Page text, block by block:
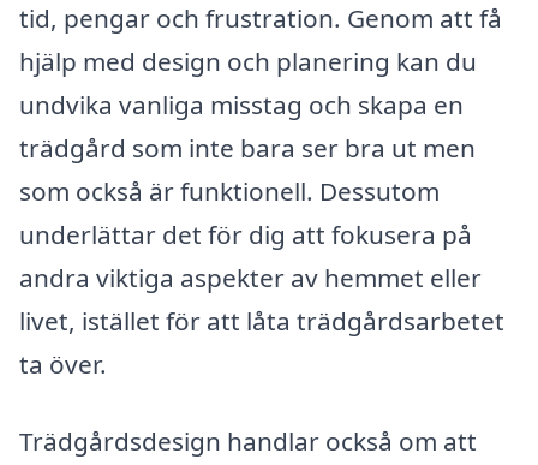
tid, pengar och frustration. Genom att få
hjälp med design och planering kan du
undvika vanliga misstag och skapa en
trädgård som inte bara ser bra ut men
som också är funktionell. Dessutom
underlättar det för dig att fokusera på
andra viktiga aspekter av hemmet eller
livet, istället för att låta trädgårdsarbetet
ta över.
Trädgårdsdesign handlar också om att